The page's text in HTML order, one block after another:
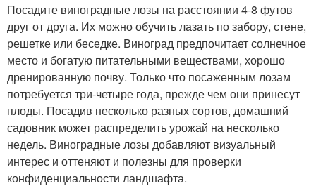
Посадите виноградные лозы на расстоянии 4-8 футов
друг от друга. Их можно обучить лазать по забору, стене,
решетке или беседке. Виноград предпочитает солнечное
место и богатую питательными веществами, хорошо
дренированную почву. Только что посаженным лозам
потребуется три-четыре года, прежде чем они принесут
плоды. Посадив несколько разных сортов, домашний
садовник может распределить урожай на несколько
недель. Виноградные лозы добавляют визуальный
интерес и оттеняют и полезны для проверки
конфиденциальности ландшафта.